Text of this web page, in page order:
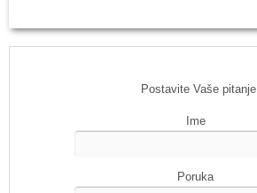
Postavite Vaše pitanje
Ime
Poruka